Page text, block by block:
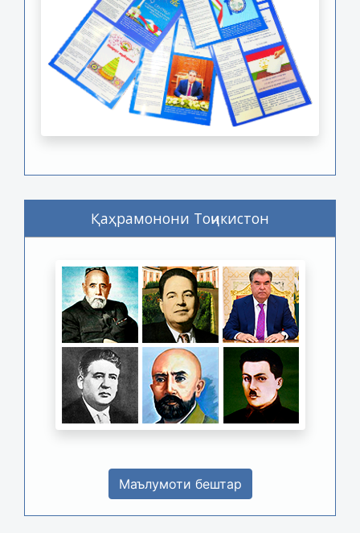
Қаҳрамонони Тоҷикистон
Маълумоти бештар